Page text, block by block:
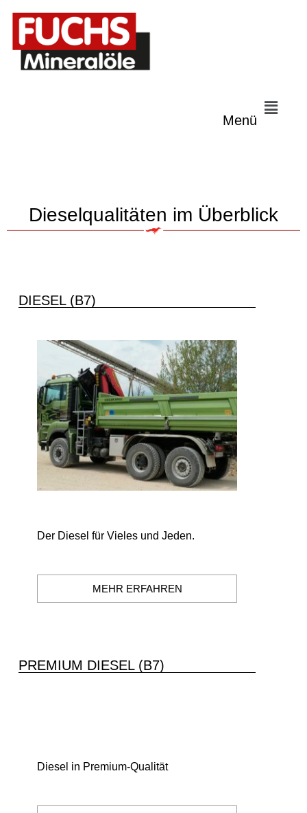
Menü
Dieselqualitäten im Überblick
DIESEL (B7)
Der Diesel für Vieles und Jeden.
MEHR ERFAHREN
PREMIUM DIESEL (B7)
Diesel in Premium-Qualität